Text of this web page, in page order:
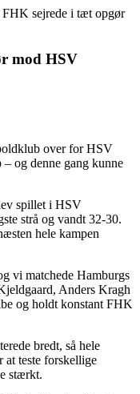
FHK sejrede i tæt opgør
mod HSV
over for HSV
og denne gang kunne
spillet i HSV
strå og vandt 32‑30.
hele kampen
vi matchede Hamburgs
Anders Kragh
og holdt konstant FHK
bredt, så hele
teste forskellige
stærkt.